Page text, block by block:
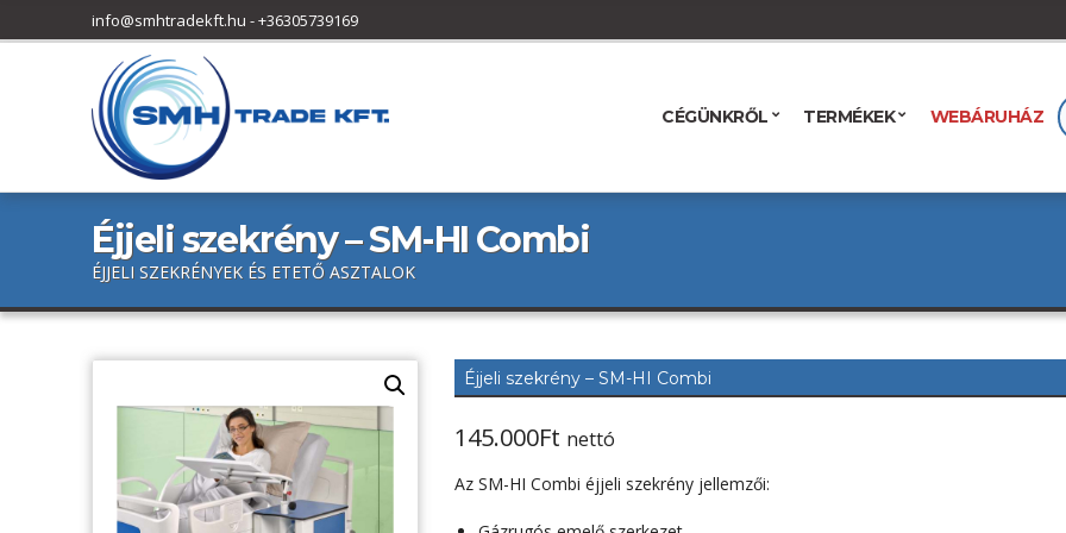
info@smhtradekft.hu -+36305739169
f
CÉGÜNKRŐL TERMÉKEK WEBÁRUHÁZ
Éjjeli szekrény – SM-HI Combi
ÉJJELI SZEKRÉNYEK ÉS ETETŐ ASZTALOK
Éjjeli szekrény – SM-HI Combi
145.000Ft nettó
Az SM-HI Combi éjjeli szekrény jellemzői: